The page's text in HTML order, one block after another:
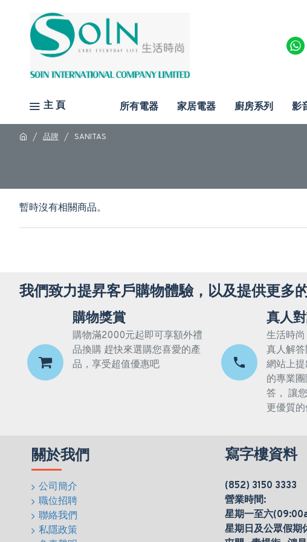
主 頁 所有電器 家居電器 廚房系列 影
品牌 SANITAS
暫時沒有相關商品。
我們致力提昇客戶購物體驗，以及提供更多的
購物獎賞
購物滿2000元起即可享額外禮
品換購 趕快來選購您喜愛的產
品，享受超值優惠吧
真人
生活時
真人解
網站上
的專業
答， 讓
更優質的
關於我們
公司簡介
職位招聘
聯絡我們
私隱政策
寫字樓資料
(852) 3150 3333
營業時間:
星期一至六
星期日及公眾假期